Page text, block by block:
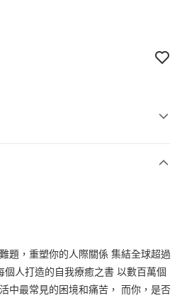
上)免運費
題，重塑你的人際關係 集結全球超過
個人打造的自我療癒之書 以數百萬個
中最常見的困境和痛苦， 而你，是否